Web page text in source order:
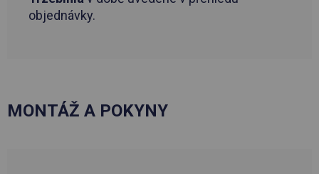
objednávky.
MONTÁŽ A POKYNY